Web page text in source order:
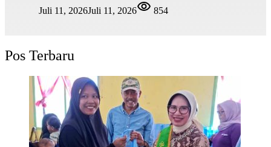
Juli 11, 2026Juli 11, 2026 854
Pos Terbaru